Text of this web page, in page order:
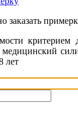
медицинский
лет